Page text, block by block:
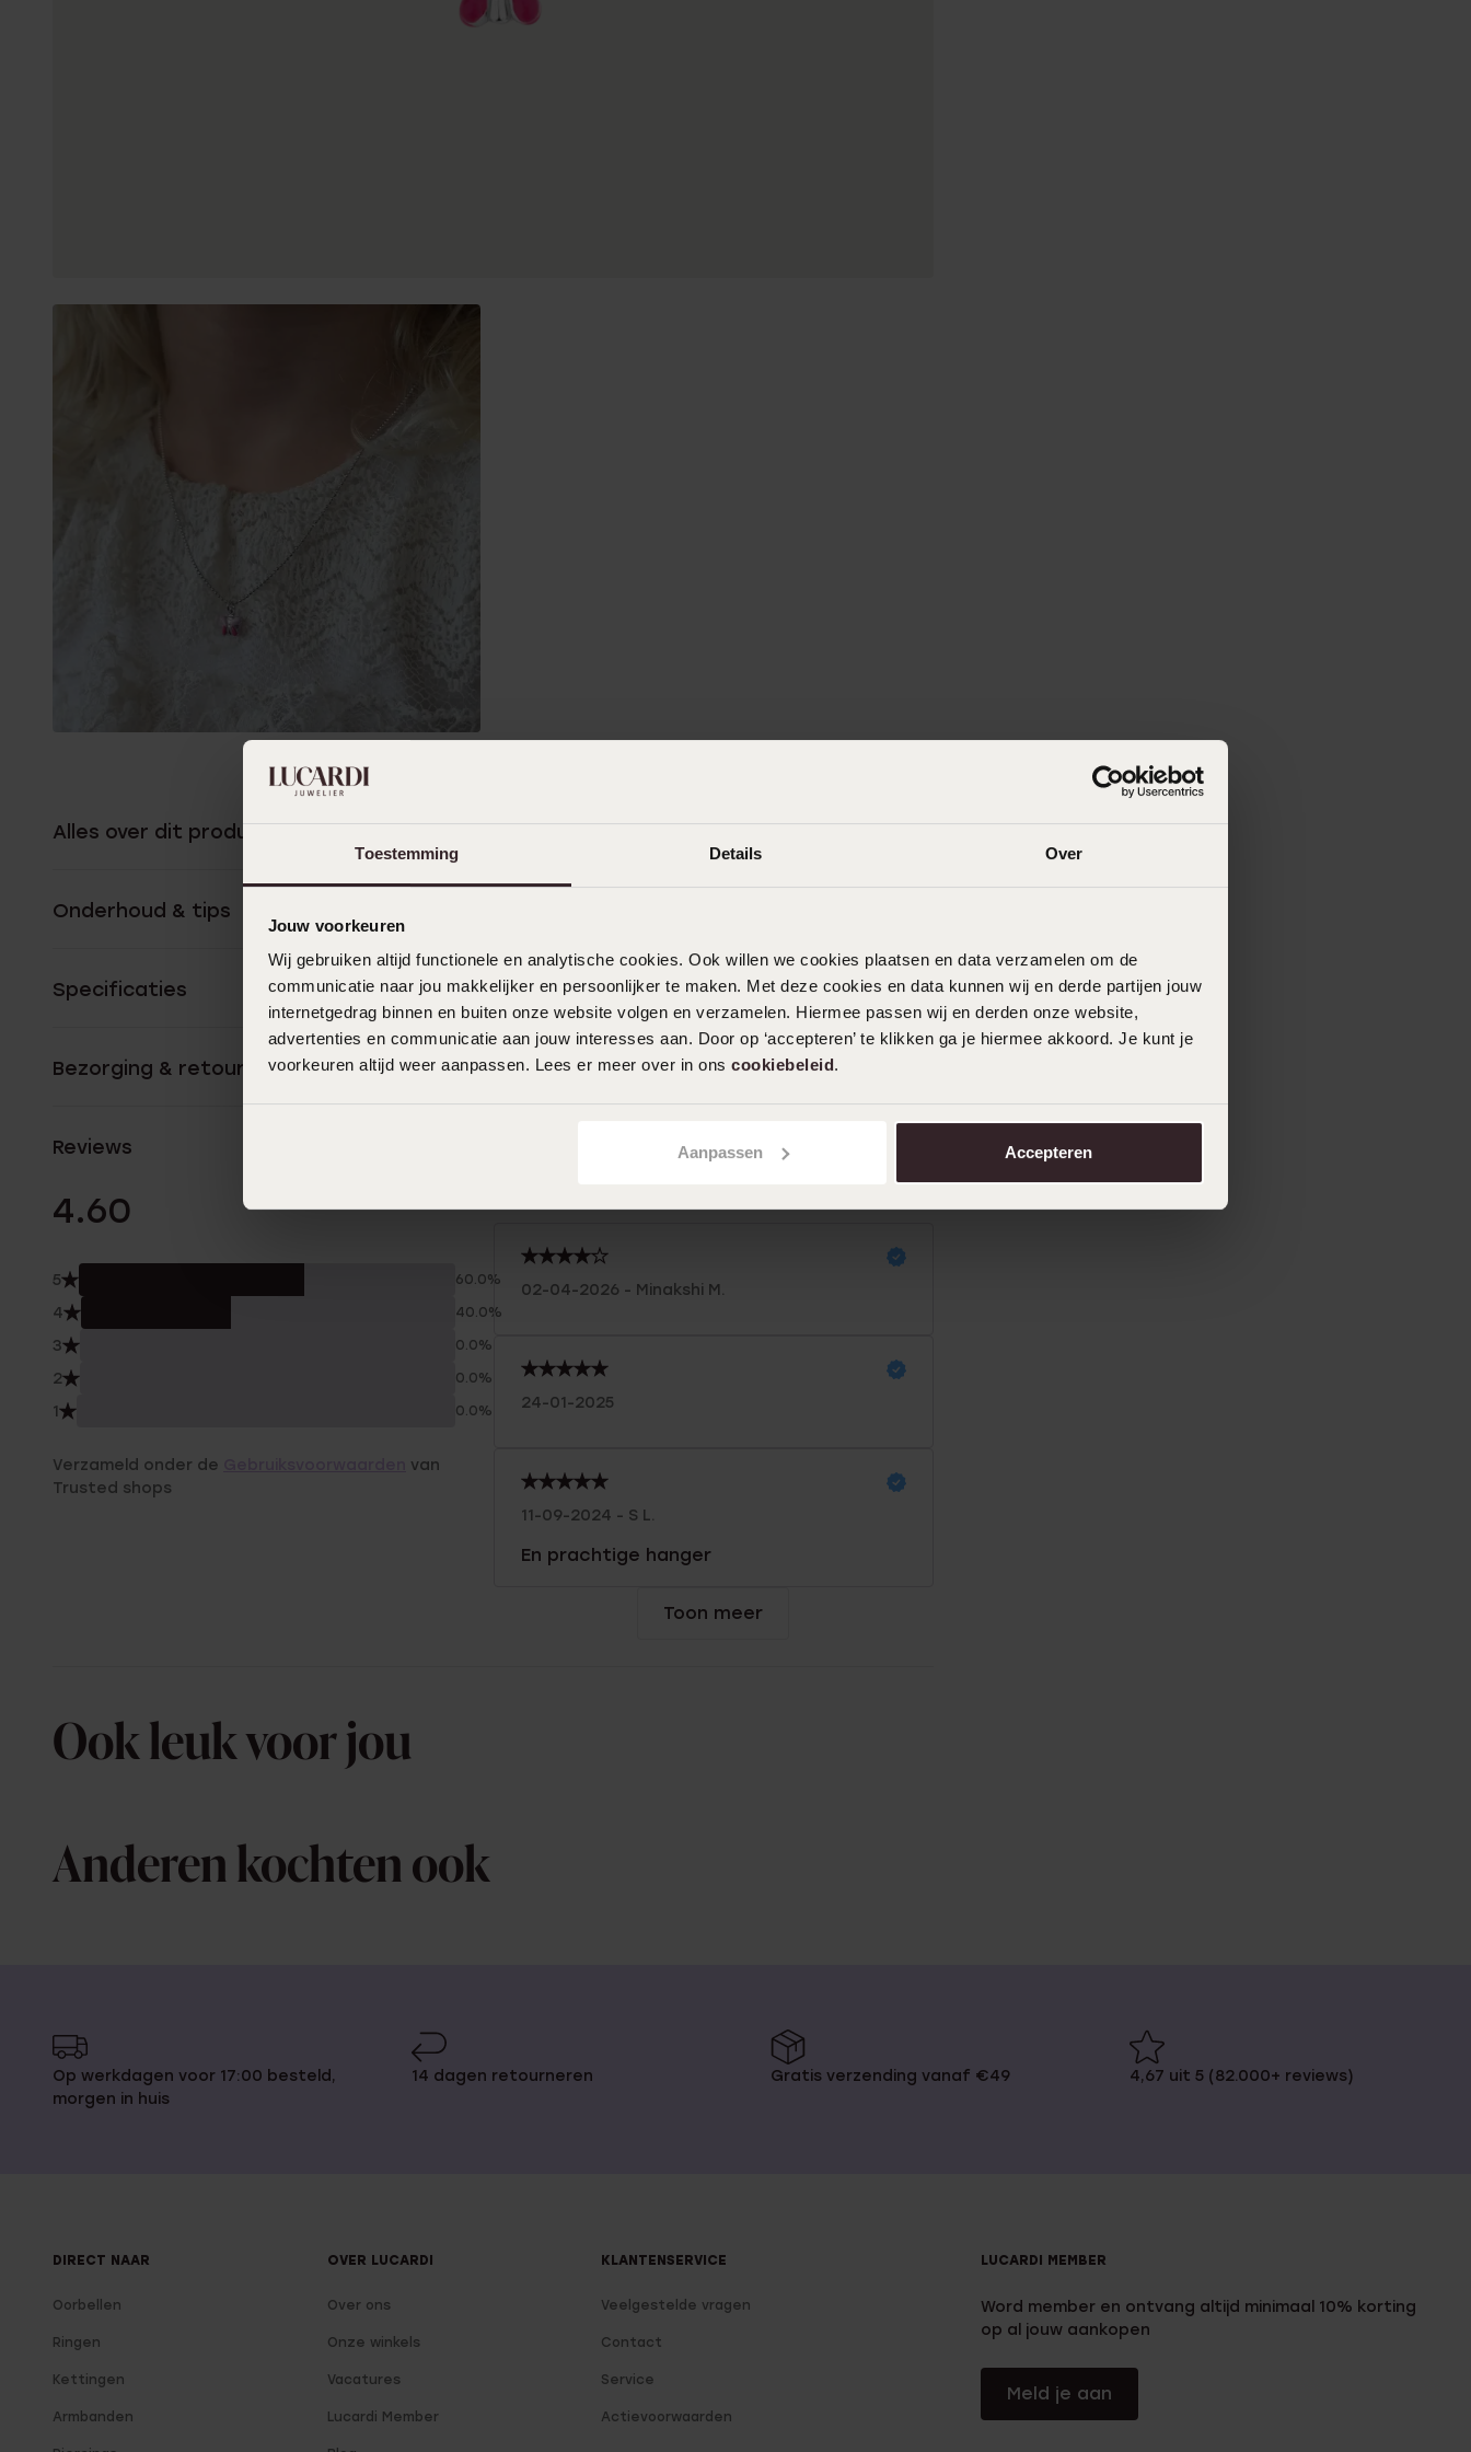
Toestemming Details Over
Jouw voorkeuren
Wij gebruiken altijd functionele en analytische cookies. Ook willen we cookies plaatsen en data verzamelen om de
communicatie naar jou makkelijker en persoonlijker te maken. Met deze cookies en data kunnen wij en derde partijen jouw
internetgedrag binnen en buiten onze website volgen en verzamelen. Hiermee passen wij en derden onze website,
advertenties en communicatie aan jouw interesses aan. Door op ‘accepteren’ te klikken ga je hiermee akkoord. Je kunt je
voorkeuren altijd weer aanpassen. Lees er meer over in ons cookiebeleid.
Aanpassen Accepteren
Alles over dit product
Onderhoud & tips
Specificaties
Bezorging & retourneren
Reviews
4.60
5 60.0%
4 40.0%
3 0.0%
2 0.0%
1 0.0%
Verzameld onder de
van
Trusted shops
02-04-2026 - Minakshi M.
24-01-2025
11-09-2024 - S L.
En prachtige hanger
Toon meer
Ook leuk voor jou
Anderen kochten ook
Op werkdagen voor 17:00 besteld,
morgen in huis
14 dagen retourneren Gratis verzending vanaf €49 4,67 uit 5 (82.000+ reviews)
DIRECT NAAR
Oorbellen
Ringen
Kettingen
Armbanden
OVER LUCARDI
Over ons
Onze winkels
Vacatures
Lucardi Member
KLANTENSERVICE
Veelgestelde vragen
Contact
Service
Actievoorwaarden
LUCARDI MEMBER
Word member en ontvang altijd minimaal 10% korting
op al jouw aankopen
Meld je aan